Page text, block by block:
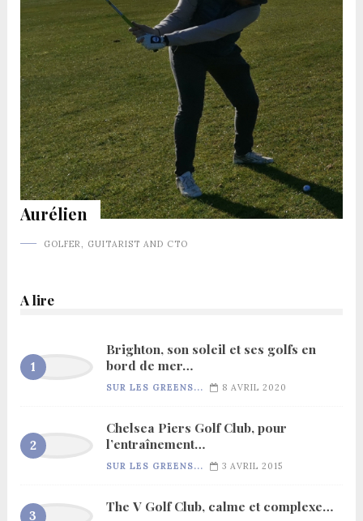
Aurélien
GOLFER, GUITARIST AND CTO
A lire
Brighton, son soleil et ses golfs en
bord de mer…
SUR LES GREENS... 8 AVRIL 2020
Chelsea Piers Golf Club, pour
l’entraînement…
SUR LES GREENS... 3 AVRIL 2015
The V Golf Club, calme et complexe…